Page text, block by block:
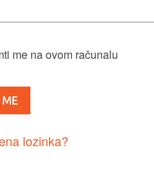
me na ovom računalu
lozinka?